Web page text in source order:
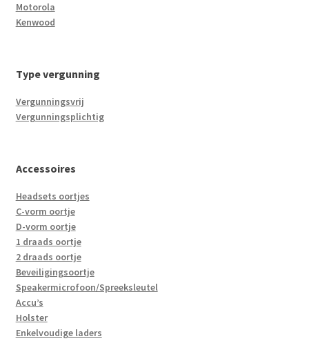
Motorola
Kenwood
Type vergunning
Vergunningsvrij
Vergunningsplichtig
Accessoires
Headsets oortjes
C-vorm oortje
D-vorm oortje
1 draads oortje
2 draads oortje
Beveiligingsoortje
Speakermicrofoon/Spreeksleutel
Accu’s
Holster
Enkelvoudige laders